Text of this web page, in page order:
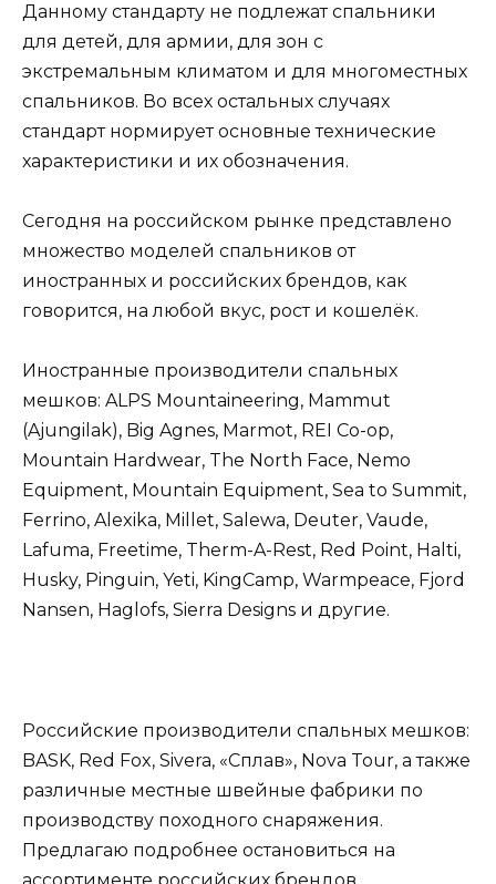
Данному стандарту не подлежат спальники
для детей, для армии, для зон с
экстремальным климатом и для многоместных
спальников. Во всех остальных случаях
стандарт нормирует основные технические
характеристики и их обозначения.
Сегодня на российском рынке представлено
множество моделей спальников от
иностранных и российских брендов, как
говорится, на любой вкус, рост и кошелёк.
Иностранные производители спальных
мешков: ALPS Mountaineering, Mammut
(Ajungilak), Big Agnes, Marmot, REI Co-op,
Mountain Hardwear, The North Face, Nemo
Equipment, Mountain Equipment, Sea to Summit,
Ferrino, Alexika, Millet, Salewa, Deuter, Vaude,
Lafuma, Freetime, Therm-A-Rest, Red Point, Halti,
Husky, Pinguin, Yeti, KingCamp, Warmpeace, Fjord
Nansen, Haglofs, Sierra Designs и другие.
Российские производители спальных мешков:
BASK, Red Fox, Sivera, «Сплав», Nova Tour, а также
различные местные швейные фабрики по
производству походного снаряжения.
Предлагаю подробнее остановиться на